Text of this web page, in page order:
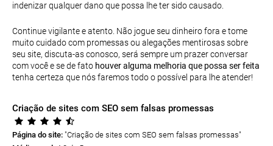
indenizar qualquer dano que possa lhe ter sido causado.
Continue vigilante e atento. Não jogue seu dinheiro fora e tome
muito cuidado com promessas ou alegações mentirosas sobre
seu site, discuta-as conosco, será sempre um prazer conversar
com você e se de fato houver alguma melhoria que possa ser feita
tenha certeza que nós faremos todo o possível para lhe atender!
Criação de sites com SEO sem falsas promessas
Página do site: "Criação de sites com SEO sem falsas promessas"